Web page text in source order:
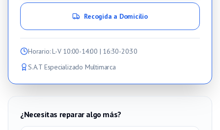
Recogida a Domicilio
Horario: L-V 10:00-14:00 | 16:30-20:30
S.A.T Especializado Multimarca
¿Necesitas reparar algo más?